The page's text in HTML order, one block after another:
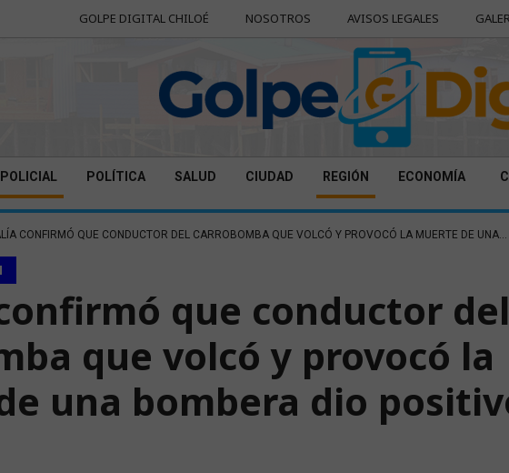
GOLPE DIGITAL CHILOÉ NOSOTROS AVISOS LEGALES
POLICIAL POLÍTICA SALUD CIUDAD REGIÓN ECONOMÍA
CONFIRMÓ QUE CONDUCTOR DEL CARROBOMBA QUE VOLCÓ Y PROVOCÓ LA MUERTE DE UNA...
que conductor del
que volcó y provocó la
una bombera dio